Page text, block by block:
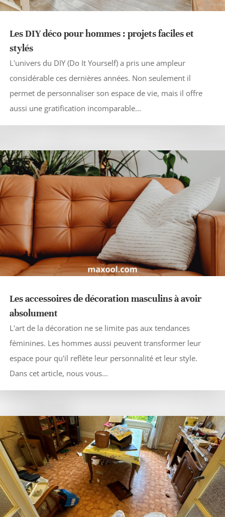
Les DIY déco pour hommes : projets faciles et
stylés
L'univers du DIY (Do It Yourself) a pris une ampleur
considérable ces dernières années. Non seulement il
permet de personnaliser son espace de vie, mais il offre
aussi une gratification incomparable...
Les accessoires de décoration masculins à avoir
absolument
L'art de la décoration ne se limite pas aux tendances
féminines. Les hommes aussi peuvent transformer leur
espace pour qu'il reflète leur personnalité et leur style.
Dans cet article, nous vous...